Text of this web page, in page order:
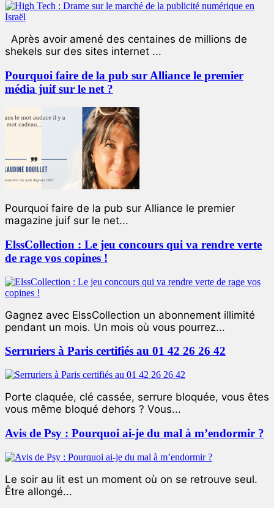
Après avoir amené des centaines de millions de
shekels sur des sites internet ...
Pourquoi faire de la pub sur Alliance le premier
média juif sur le net ?
Pourquoi faire de la pub sur Alliance le premier
magazine juif sur le net...
ElssCollection : Le jeu concours qui va rendre verte
de rage vos copines !
Gagnez avec ElssCollection un abonnement illimité
pendant un mois. Un mois où vous pourrez...
Serruriers à Paris certifiés au 01 42 26 26 42
Porte claquée, clé cassée, serrure bloquée, vous êtes
vous même bloqué dehors ? Vous...
Avis de Psy : Pourquoi ai-je du mal à m’endormir ?
Le soir au lit est un moment où on se retrouve seul.
Être allongé...